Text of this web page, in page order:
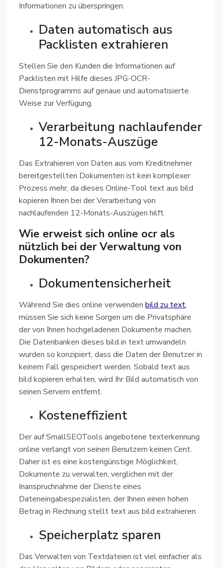
Informationen zu überspringen.
Daten automatisch aus
Packlisten extrahieren
Stellen Sie den Kunden die Informationen auf
Packlisten mit Hilfe dieses JPG-OCR-
Dienstprogramms auf genaue und automatisierte
Weise zur Verfügung.
Verarbeitung nachlaufender
12-Monats-Auszüge
Das Extrahieren von Daten aus vom Kreditnehmer
bereitgestellten Dokumenten ist kein komplexer
Prozess mehr, da dieses Online-Tool text aus bild
kopieren Ihnen bei der Verarbeitung von
nachlaufenden 12-Monats-Auszügen hilft.
Wie erweist sich online ocr als
nützlich bei der Verwaltung von
Dokumenten?
Dokumentensicherheit
Während Sie dies online verwendenbild zu text,
müssen Sie sich keine Sorgen um die Privatsphäre
der von Ihnen hochgeladenen Dokumente machen.
Die Datenbanken dieses bild in text umwandeln
wurden so konzipiert, dass die Daten der Benutzer in
keinem Fall gespeichert werden. Sobald text aus
bild kopieren erhalten, wird Ihr Bild automatisch von
seinen Servern entfernt.
Kosteneffizient
Der auf SmallSEOTools angebotene texterkennung
online verlangt von seinen Benutzern keinen Cent.
Daher ist es eine kostengünstige Möglichkeit,
Dokumente zu verwalten, verglichen mit der
Inanspruchnahme der Dienste eines
Dateneingabespezialisten, der Ihnen einen hohen
Betrag in Rechnung stellt text aus bild extrahieren.
Speicherplatz sparen
Das Verwalten von Textdateien ist viel einfacher als